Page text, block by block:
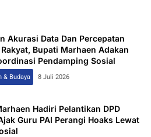
Akurasi Data Dan Percepatan
Bupati Marhaen Adakan
Pendamping Sosial
& Budaya 8 Juli 2026
Hadiri Pelantikan DPD
Guru PAI Perangi Hoaks Lewat